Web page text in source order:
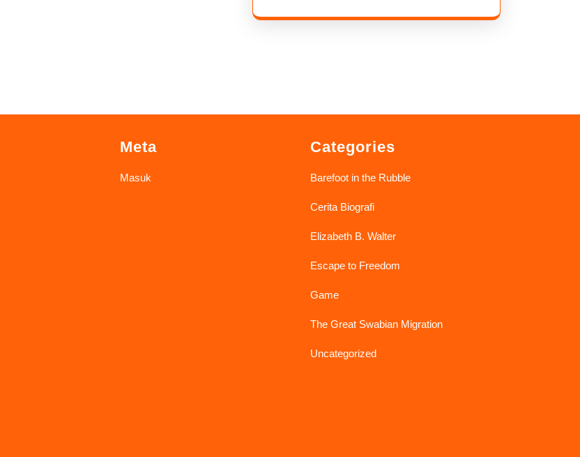
Meta
Masuk
Categories
Barefoot in the Rubble
Cerita Biografi
Elizabeth B. Walter
Escape to Freedom
Game
The Great Swabian Migration
Uncategorized